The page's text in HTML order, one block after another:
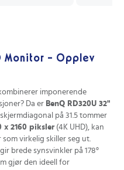
Monitor - Opplev
imponerende
Da er BenQ RD320U 32"
på 31.5 tommer
x 2160 piksler (4K UHD), kan
virkelig skiller seg ut.
brede synsvinkler på 178°
gjør den ideell for